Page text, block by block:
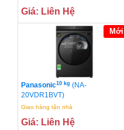
Giá: Liên Hệ
Mới
Panasonic10 kg (NA-
20VDR1BVT)
Giao hàng tận nhà
Giá: Liên Hệ